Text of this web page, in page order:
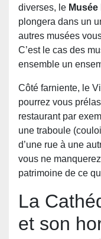
diverses, le
plongera dans un
autres musées
C’est le cas des
ensemble un
Côté farniente, le
pourrez vous
restaurant par
une traboule
d’une rue à une
vous ne
patrimoine de ce
La
et son